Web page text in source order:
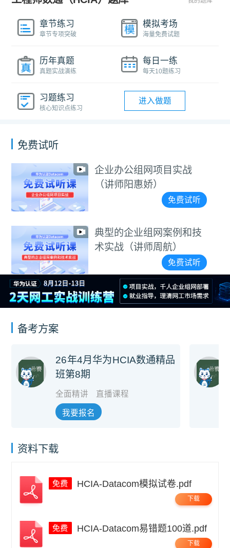
章节练习
章节专项突破
模拟考场
海量免费试题
历年真题
真题实战演练
每日一练
每天10题练习
习题练习
核心知识点练习
进入做题
免费试听
企业办公组网项目实战
（讲师阳惠娇）
典型的企业组网案例和技
术实战（讲师周航）
备考方案
26年4月华为HCIA数通精品
班第8期
全面精讲 直播课程
我要报名
资料下载
HCIA-Datacom模拟试卷.pdf
下载
HCIA-Datacom易错题100道.pdf
下载